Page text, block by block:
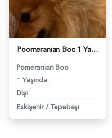
Poomeranian Boo 1 Yaşında Oğlum Eş Arıyorum - 118984085
Pomeranian Boo
1 Yaşında
Dişi
Eskişehir / Tepebaşı